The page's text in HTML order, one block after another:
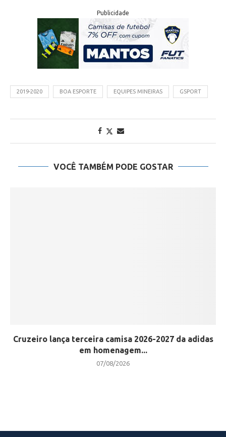
Publicidade
2019-2020 BOA ESPORTE EQUIPES MINEIRAS GSPORT
VOCÊ TAMBÉM PODE GOSTAR
Cruzeiro lança terceira camisa 2026-2027 da adidas
em homenagem...
07/08/2026